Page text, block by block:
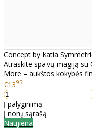
Concept by Katia
Atraskite spalvų magiją su
More – aukštos kokybės
€1395
Į palyginimą
Į norų sąrašą
Naujiena